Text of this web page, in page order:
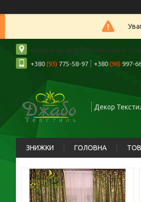
місто Київ, вулиця Глибочицька
+380 (93) 775-58-97 +380 (98) 997-
Декор
ЗНИЖКИ ГОЛОВНА